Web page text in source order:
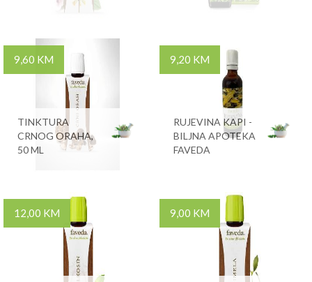
9,60 KM
TINKTURA
CRNOG ORAHA,
50 ML
9,20 KM
RUJEVINA KAPI -
BILJNA APOTEKA
FAVEDA
12,00 KM 9,00 KM